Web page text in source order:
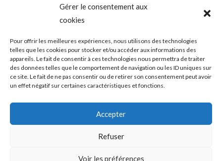
Gérer le consentement aux
cookies
Pour offrir les meilleures expériences, nous utilisons des technologies
telles que les cookies pour stocker et/ou accéder aux informations des
appareils. Le fait de consentir à ces technologies nous permettra de traiter
des données telles que le comportement de navigation ou les ID uniques sur
ce site. Le fait de ne pas consentir ou de retirer son consentement peut avoir
un effet négatif sur certaines caractéristiques et fonctions.
Accepter
Refuser
Voir les préférences
Showroom
Mentions légales
Plan du site
A propos
© CINE REGIE